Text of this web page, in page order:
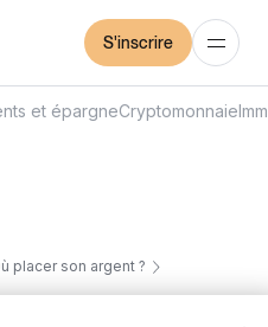
S'inscrire
et épargneCryptomonnaie
placer son argent ?